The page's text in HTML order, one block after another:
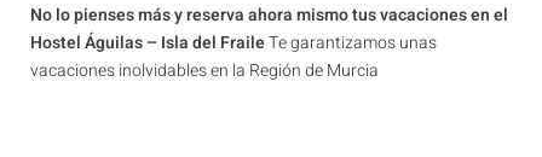
No lo pienses más y reserva ahora mismo tus vacaciones en el
Hostel Águilas – Isla del FraileTe garantizamos unas
vacaciones inolvidables en la Región de Murcia